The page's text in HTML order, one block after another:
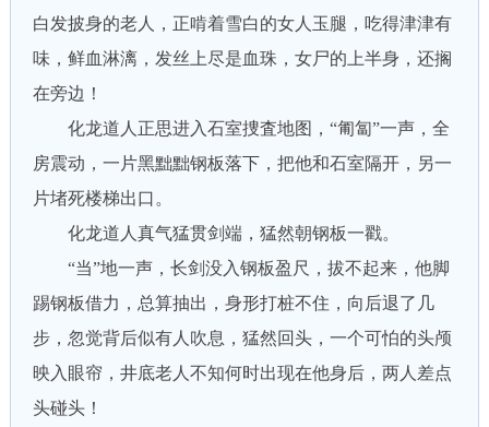
白发披身的老人，正啃着雪白的女人玉腿，吃得津津有
味，鲜血淋漓，发丝上尽是血珠，女尸的上半身，还搁
在旁边！
化龙道人正思进入石室捜査地图，“匍匐”一声，全
房震动，一片黑黜黜钢板落下，把他和石室隔开，另一
片堵死楼梯出口。
化龙道人真气猛贯剑端，猛然朝钢板一戳。
“当”地一声，长剑没入钢板盈尺，拔不起来，他脚
踢钢板借力，总算抽出，身形打桩不住，向后退了几
步，忽觉背后似有人吹息，猛然回头，一个可怕的头颅
映入眼帘，井底老人不知何时出现在他身后，两人差点
头碰头！